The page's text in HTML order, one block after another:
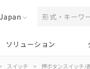
Japan
ソリューション
スイッチ > 押ボタンスイッチ/